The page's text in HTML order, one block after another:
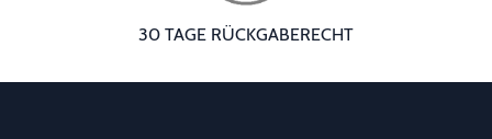
30 TAGE RÜCKGABERECHT